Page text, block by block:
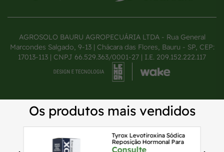
AGROSOLO BAURU AGROPECUÁRIA LTDA - Rua General
Marcondes Salgado, 9-13 | Chácara das Flores, Bauru - SP, CEP:
17013-113 | CNPJ 66.529.363/0001-27 | I.E. 209.152.222.117